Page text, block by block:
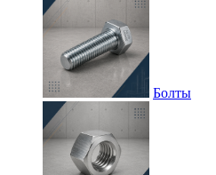
Болты